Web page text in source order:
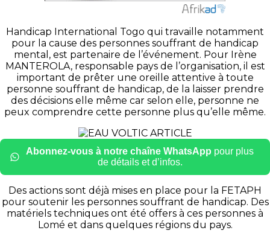
Handicap International Togo qui travaille notamment
pour la cause des personnes souffrant de handicap
mental, est partenaire de l’événement. Pour Irène
MANTEROLA, responsable pays de l’organisation, il est
important de prêter une oreille attentive à toute
personne souffrant de handicap, de la laisser prendre
des décisions elle même car selon elle, personne ne
peux comprendre cette personne plus qu’elle même.
Abonnez-vous à notre chaîne WhatsApp pour plus
de détails et d’infos.
Des actions sont déjà mises en place pour la FETAPH
pour soutenir les personnes souffrant de handicap. Des
matériels techniques ont été offers à ces personnes à
Lomé et dans quelques régions du pays.